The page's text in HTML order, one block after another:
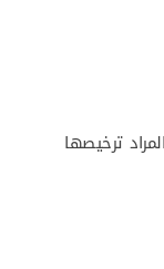
ترخيصها